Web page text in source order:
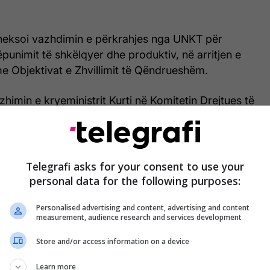
vazhdimin e përkrahjes nga UNKT për
të shkëlqyer dhe produktiv, në arritjen e
Objektivat e Zhvillimit të Qëndrueshëm.
e kryeministrit Kurti në Komitetin Drejtues të
për Zhvillim të Qëndrueshëm të
(UNSDCF), për periudhën 2021-2025.
puna e përbashkët e Qeverisë dhe UNKT-së për
që i mundëson Kosovës të jetë pjesë e
për arritjen e Objektivave të Zhvillimit të
Telegrafi asks for your consent to use your
personal data for the following purposes:
Personalised advertising and content, advertising and content
measurement, audience research and services development
Store and/or access information on a device
Learn more